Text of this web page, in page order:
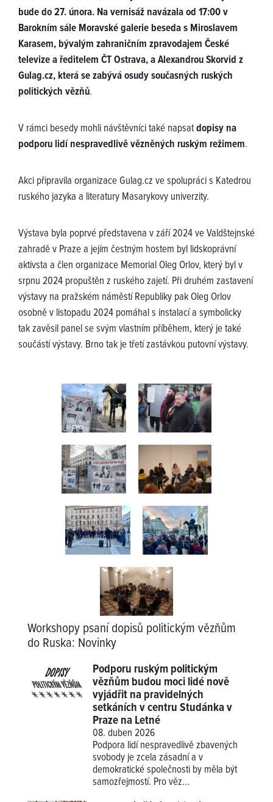
bude do 27. února. Na vernisáž navázala od 17:00 v
Barokním sále Moravské galerie beseda s Miroslavem
Karasem, bývalým zahraničním zpravodajem České
televize a ředitelem ČT Ostrava, a Alexandrou Skorvid z
Gulag.cz, která se zabývá osudy současných ruských
politických vězňů.
V rámci besedy mohli návštěvníci také napsatdopisy na
podporu lidí nespravedlivě vězněných ruským režimem.
Akci připravila organizace Gulag.cz ve spolupráci s Katedrou
ruského jazyka a literatury Masarykovy univerzity.
Výstava byla poprvé představena v září 2024 ve Valdštejnské
zahradě v Praze a jejím čestným hostem byl lidskoprávní
aktivsta a člen organizace Memorial Oleg Orlov, který byl v
srpnu 2024 propuštěn z ruského zajetí. Při druhém zastavení
výstavy na pražském náměstí Republiky pak Oleg Orlov
osobně v listopadu 2024 pomáhal s instalací a symbolicky
tak zavěsil panel se svým vlastním příběhem, který je také
součástí výstavy. Brno tak je třetí zastávkou putovní výstavy.
Workshopy psaní dopisů politickým vězňům
do Ruska: Novinky
Podporu ruským politickým
vězňům budou moci lidé nově
vyjádřit na pravidelných
setkáních v centru Studánka v
Praze na Letné
08. duben 2026
Podpora lidí nespravedlivě zbavených
svobody je zcela zásadní a v
demokratické společnosti by měla být
samozřejmostí. Pro věz...